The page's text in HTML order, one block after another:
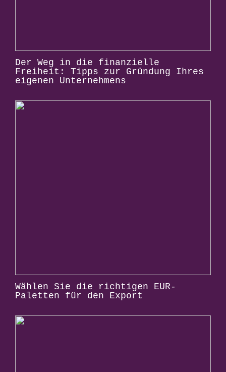
Der Weg in die finanzielle
Freiheit: Tipps zur Gründung Ihres
eigenen Unternehmens
Wählen Sie die richtigen EUR-
Paletten für den Export